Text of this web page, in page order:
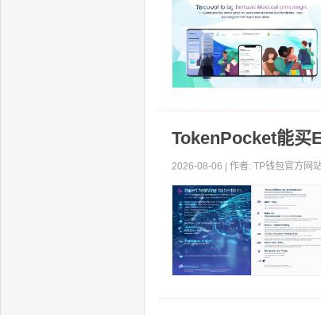
TokenPocket能买
2026-08-06 | 作者: TP钱包官方网站